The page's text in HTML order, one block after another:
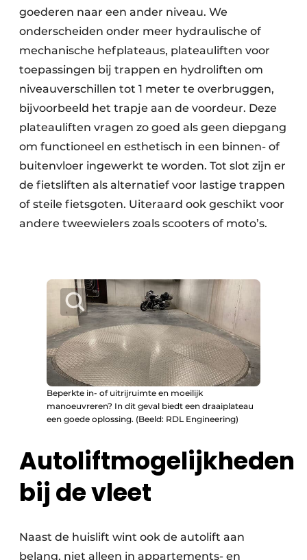
goederen naar een ander niveau. We
onderscheiden onder meer hydraulische of
mechanische hefplateaus, plateauliften voor
toepassingen bij trappen en hydroliften om
niveauverschillen tot 1 meter te overbruggen,
bijvoorbeeld het trapje aan de voordeur. Deze
plateauliften vragen zo goed als geen diepgang
om functioneel en esthetisch in een binnen- of
buitenvloer ingewerkt te worden. Tot slot zijn er
de fietsliften als alternatief voor lastige trappen
of steile fietsgoten. Uiteraard ook geschikt voor
andere tweewielers zoals scooters of moto’s.
Beperkte in- of uitrijruimte en moeilijk
manoeuvreren? In dit geval biedt een draaiplateau
een goede oplossing. (Beeld: RDL Engineering)
Autoliftmogelijkheden
bij de vleet
Naast de huislift wint ook de autolift aan
belang, niet alleen in appartements- en